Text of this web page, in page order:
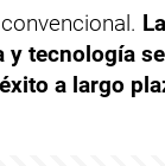
y tecnología
a largo